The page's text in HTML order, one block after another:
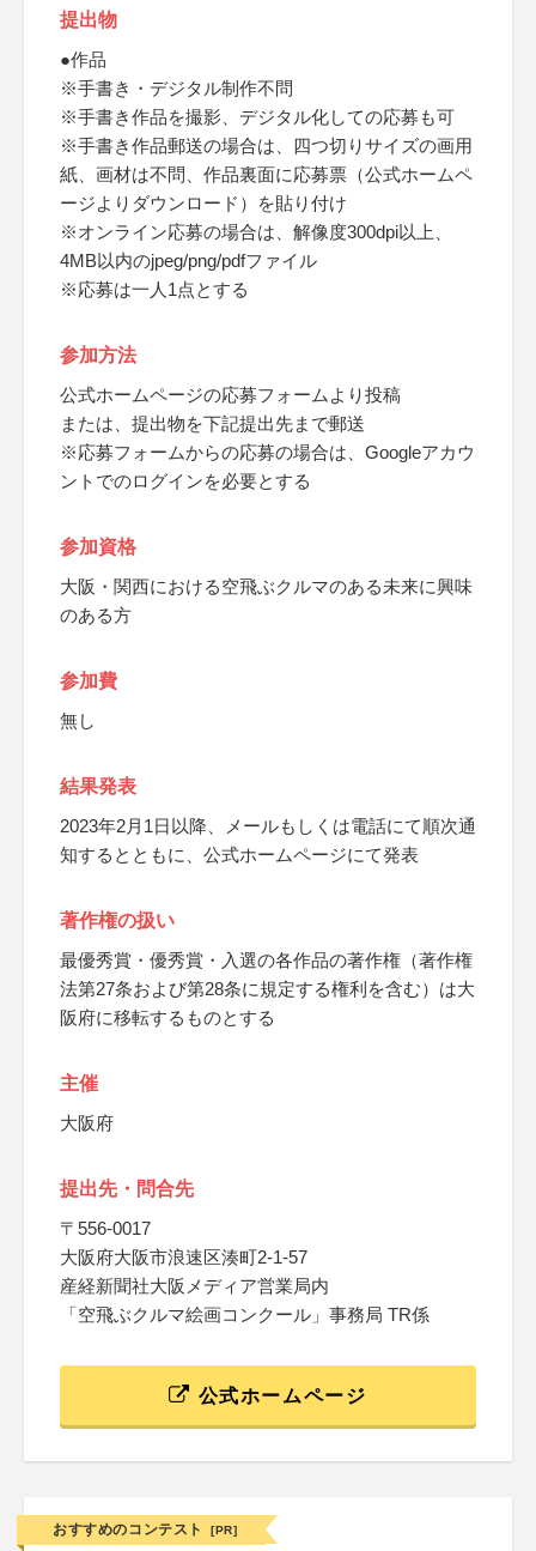
提出物
●作品
※手書き・デジタル制作不問
※手書き作品を撮影、デジタル化しての応募も可
※手書き作品郵送の場合は、四つ切りサイズの画用
紙、画材は不問、作品裏面に応募票（公式ホームペ
ージよりダウンロード）を貼り付け
※オンライン応募の場合は、解像度300dpi以上、
4MB以内のjpeg/png/pdfファイル
※応募は一人1点とする
参加方法
公式ホームページの応募フォームより投稿
または、提出物を下記提出先まで郵送
※応募フォームからの応募の場合は、Googleアカウ
ントでのログインを必要とする
参加資格
大阪・関西における空飛ぶクルマのある未来に興味
のある方
参加費
無し
結果発表
2023年2月1日以降、メールもしくは電話にて順次通
知するとともに、公式ホームページにて発表
著作権の扱い
最優秀賞・優秀賞・入選の各作品の著作権（著作権
法第27条および第28条に規定する権利を含む）は大
阪府に移転するものとする
主催
大阪府
提出先・問合先
〒556-0017
大阪府大阪市浪速区湊町2-1-57
産経新聞社大阪メディア営業局内
「空飛ぶクルマ絵画コンクール」事務局 TR係
公式ホームページ
おすすめのコンテスト [PR]